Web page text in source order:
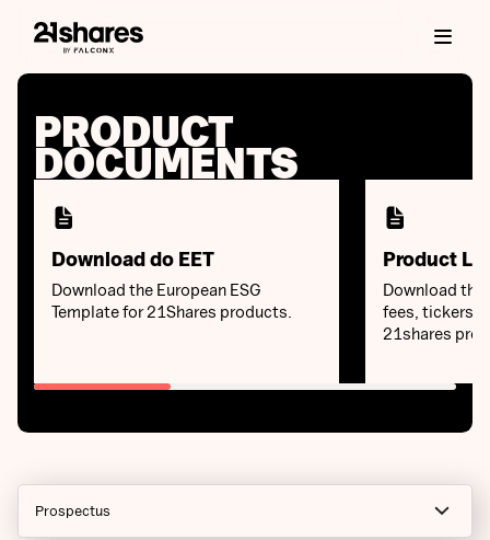
PRODUCT
DOCUMENTS
Download do EET
Download the European ESG
Template for 21Shares products.
Product
Download the
fees, tickers
21shares
Prospectus